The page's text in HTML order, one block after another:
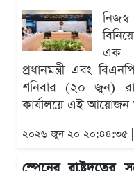
এক
প্রধানমন্ত্রী এবং
শনিবার (২০ জুন)
কার্যালয়ে এই আয়োজন
২০২৬ জুন ২০ ২০:৪৪:৩৫